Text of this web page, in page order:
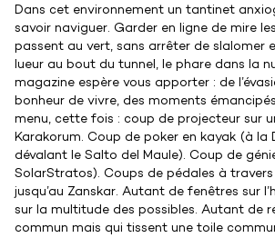
Dans cet environnement un tantinet
savoir naviguer. Garder en ligne de mire
passent au vert, sans arrêter de slalomer
lueur au bout du tunnel, le phare dans la
magazine espère vous apporter : de
bonheur de vivre, des moments
menu, cette fois : coup de projecteur sur
Karakorum. Coup de poker en kayak (à la
dévalant le Salto del Maule). Coup de
SolarStratos). Coups de pédales à
jusqu’au Zanskar. Autant de fenêtres sur
sur la multitude des possibles. Autant de
commun mais qui tissent une toile